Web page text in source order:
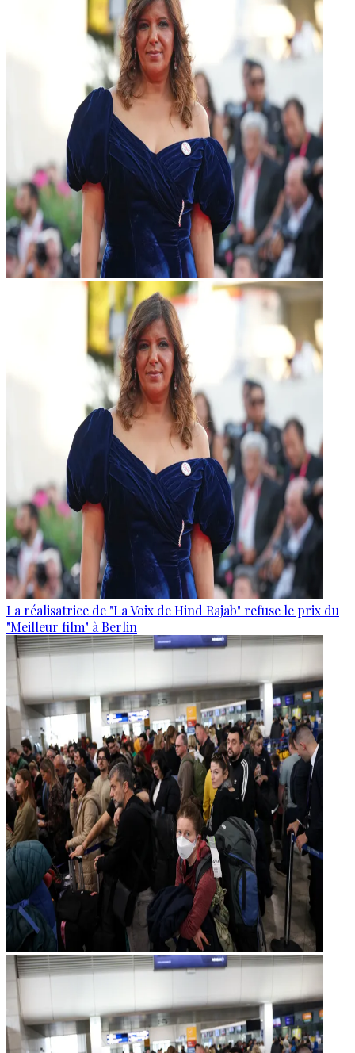
La réalisatrice de "La Voix de Hind Rajab" refuse le prix du
"Meilleur film" à Berlin